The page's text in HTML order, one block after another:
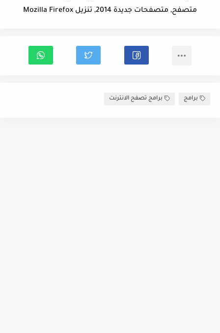
متصفح, متصفحات جديدة 2014, تنزيل Mozilla Firefox
برامج برامج تصفح الانترنت